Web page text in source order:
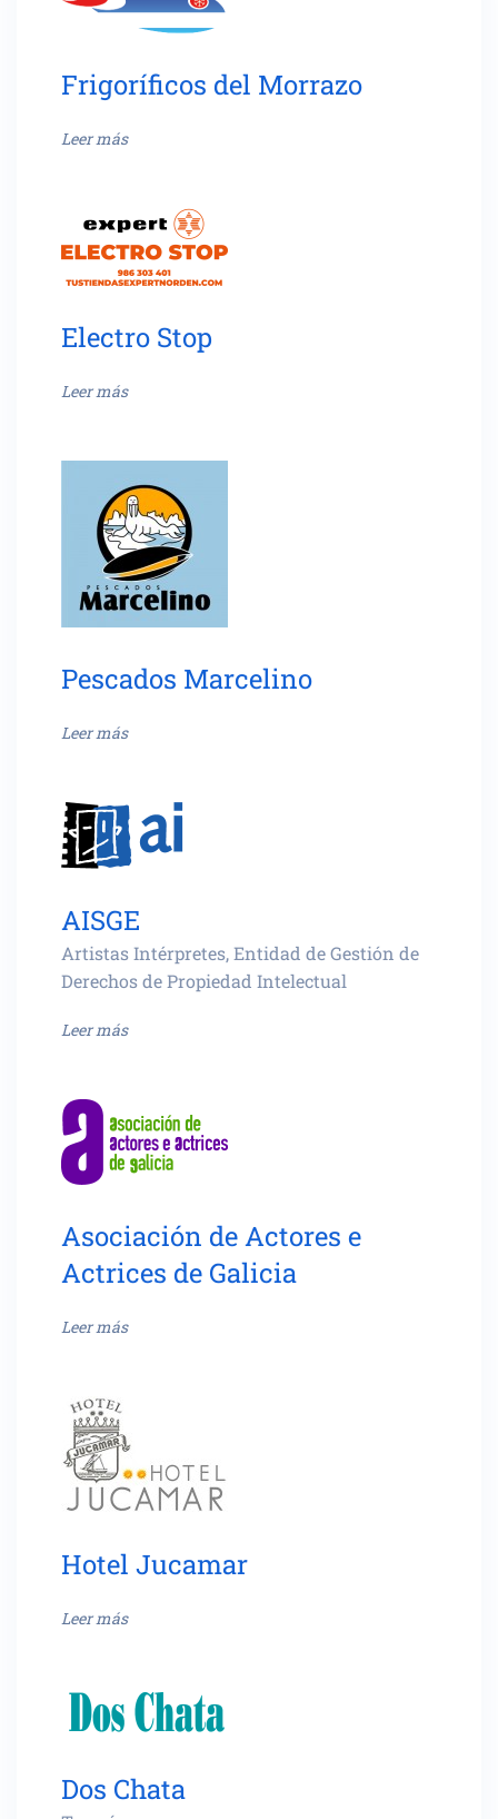
Frigoríficos del Morrazo
Leer más
Electro Stop
Leer más
Pescados Marcelino
Leer más
AISGE
Artistas Intérpretes, Entidad de Gestión de
Derechos de Propiedad Intelectual
Leer más
Asociación de Actores e
Actrices de Galicia
Leer más
Hotel Jucamar
Leer más
Dos Chata